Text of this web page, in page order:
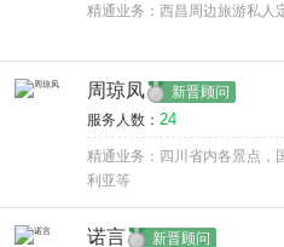
精通业务：西昌周边旅游私人
周琼凤 新晋顾问
服务人数： 24
精通业务：四川省内各景点，
利亚等
诺言 新晋顾问